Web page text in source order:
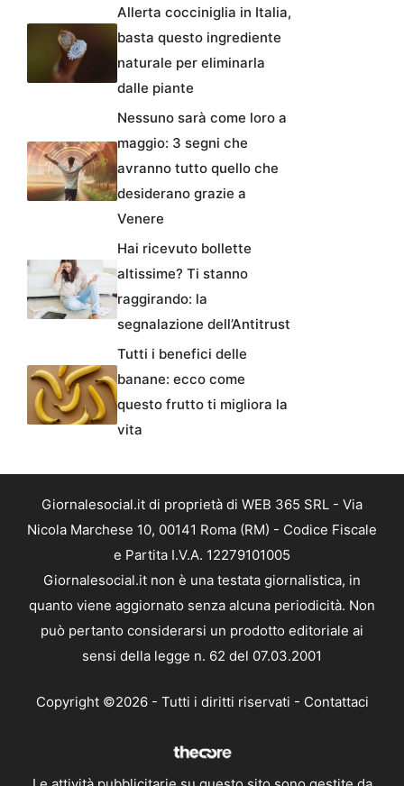
Allerta cocciniglia in Italia,
basta questo ingrediente
naturale per eliminarla
dalle piante
Nessuno sarà come loro a
maggio: 3 segni che
avranno tutto quello che
desiderano grazie a
Venere
Hai ricevuto bollette
altissime? Ti stanno
raggirando: la
segnalazione dell’Antitrust
Tutti i benefici delle
banane: ecco come
questo frutto ti migliora la
vita
Giornalesocial.it di proprietà di WEB 365 SRL - Via
Nicola Marchese 10, 00141 Roma (RM) - Codice Fiscale
e Partita I.V.A. 12279101005
Giornalesocial.it non è una testata giornalistica, in
quanto viene aggiornato senza alcuna periodicità. Non
può pertanto considerarsi un prodotto editoriale ai
sensi della legge n. 62 del 07.03.2001
Copyright ©2026 - Tutti i diritti riservati - Contattaci